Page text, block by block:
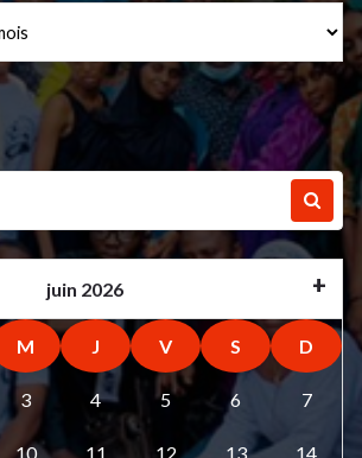
juin 2026
M J V S D
3 4 5 6 7
10 11 12 13 14